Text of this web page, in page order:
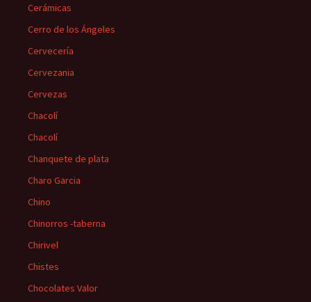
Cerámicas
Cerro de los Ángeles
Cervecería
Cervezania
Cervezas
Chacolí
Chacolí
Chanquete de plata
Charo Garcia
Chino
Chinorros -taberna
Chirivel
Chistes
Chocolates Valor